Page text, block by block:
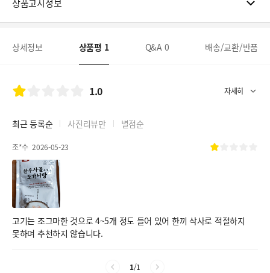
상품고시정보
상세정보 상품평 1 Q&A 0 배송/교환/반품
1.0
최근 등록순 사진리뷰만 별점순
조*수 2026-05-23
고기는 조그마한 것으로 4~5개 정도 들어 있어 한끼 삭사로 적절하지
못하며 추천하지 않습니다.
1/1